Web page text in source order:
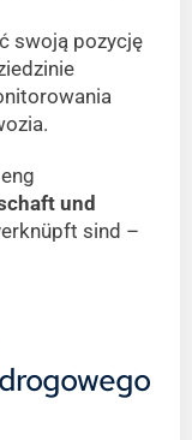
swoją pozycję
und
sind –